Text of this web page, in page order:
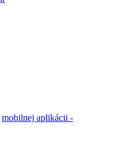
mobilnej aplikácii -